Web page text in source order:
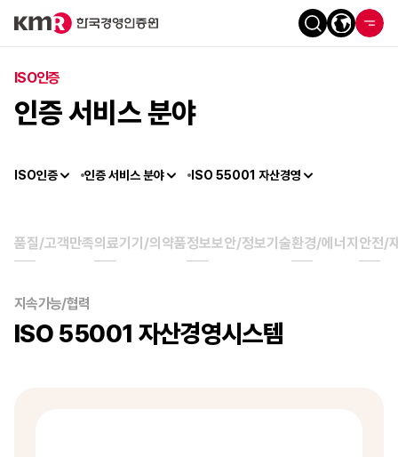
ISO인증
인증 서비스 분야
ISO인증 인증 서비스 분야 ISO 55001 자산경영
품질/고객만족의료기기/의약품정보보안/정보기술환경/에너지 안전/
지속가능/협력
ISO 55001 자산경영시스템